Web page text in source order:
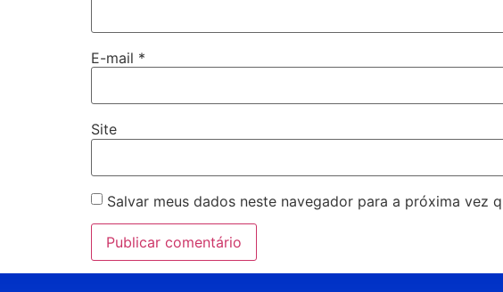
E-mail *
Site
Salvar meus dados neste navegador para a próxima vez